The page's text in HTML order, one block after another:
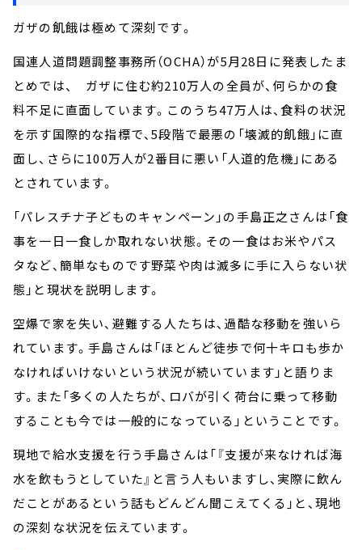
ガザの飢餓は極めて深刻です。
国連人道問題調整事務所（OCHA）が5月28日に発表したま
とめでは、 ガザに住む約210万人の全員が、何らかの食
料不足に直面しています。このうち47万人は、食料の状況
を示す国際的な指標で、5段階で最悪の「壊滅的飢餓」に直
面し、さらに100万人が2番目に悪い「人道的危機」にある
とされています。
「パレスチナ子どものキャンペーン」の手島正之さんは「食
事を一日一食しか取れない状態。その一食はお米やパス
タなど、簡単なものです野菜や肉は滅多に手に入らない状
態」と現状を説明します。
空爆で家を失い、避難する人たちは、過酷な移動を強いら
れています。手島さんは「ほとんど徒歩で何十キロも歩か
なければいけないという状況が続いています」と語りま
す。また「多くの人たちが、ロバが引く荷台に乗って移動
することも今では一般的になっている」ということです。
現地で給水支援を行う手島さんは「『支援が来なければ海
水を飲もうとしていた』と言う人もいますし、実際に飲ん
だことがあるという話もどんどん聞こえてくる」と、現地
の深刻な状況を伝えています。